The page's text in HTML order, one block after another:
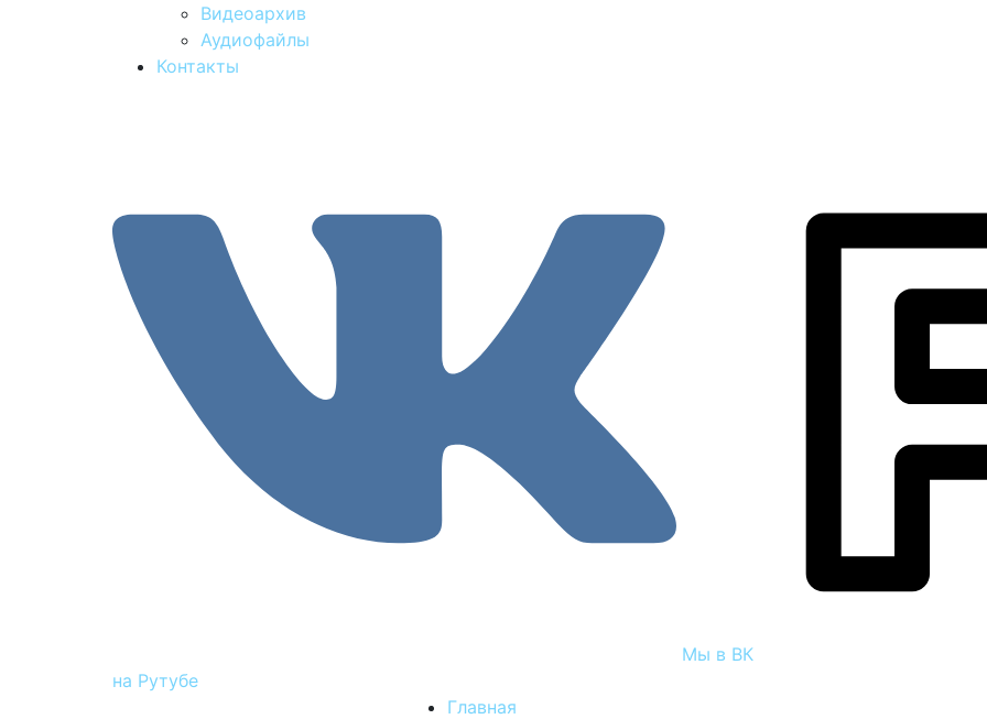
Видеоархив
Аудиофайлы
Контакты
Мы в ВК
на Рутубе
Главная